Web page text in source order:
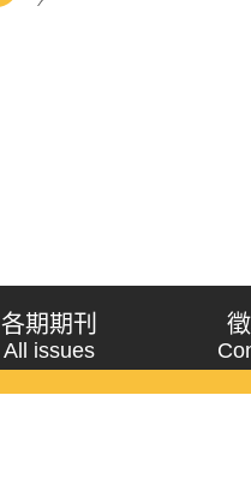
各期期刊
All issues